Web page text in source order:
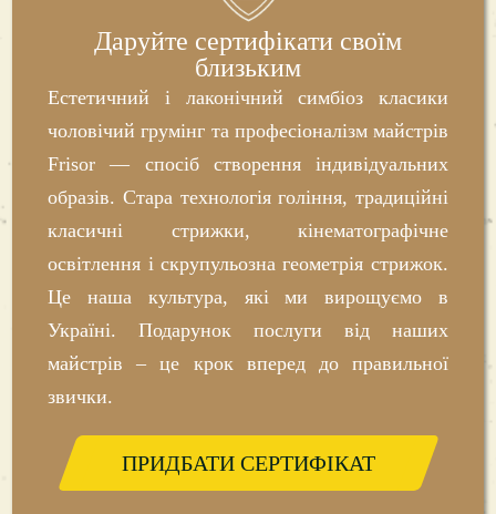
Даруйте сертифікати своїм
близьким
Естетичний і лаконічний симбіоз класики
чоловічий грумінг та професіоналізм майстрів
Frisor — спосіб створення індивідуальних
образів. Стара технологія гоління, традиційні
класичні стрижки, кінематографічне
освітлення і скрупульозна геометрія стрижок.
Це наша культура, які ми вирощуємо в
Україні. Подарунок послуги від наших
майстрів – це крок вперед до правильної
звички.
ПРИДБАТИ СЕРТИФІКАТ